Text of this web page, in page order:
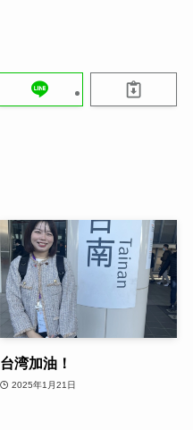
台湾加油！
2025年1月21日